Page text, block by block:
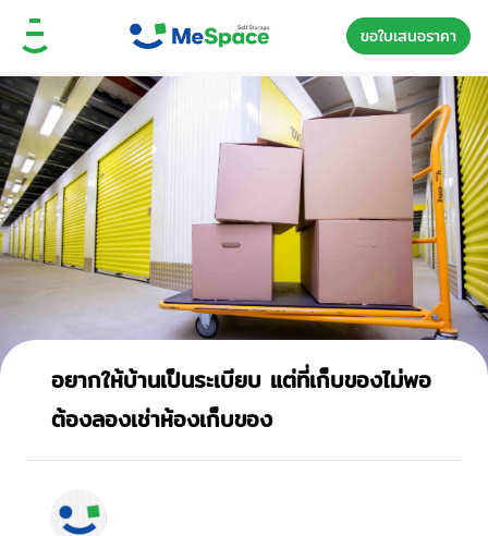
ขอใบเสนอราคา
อยากให้บ้านเป็นระเบียบ แต่ที่เก็บของไม่พอ
ต้องลองเช่าห้องเก็บของ